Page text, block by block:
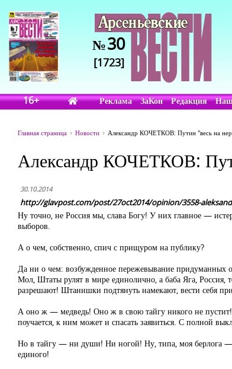
№30
[1723]
16+ Реклама ЗаКон Редакция
Главная страница Новости Александр КОЧЕТКОВ: Путин "весь на
Александр КОЧЕТКОВ:
30.10.2014
http://glavpost.com/post/27oct2014/opinion/3558-
Ну точно, не Россия мы, слава Богу! У них главное —
выборов.
А о чем, собственно, спич с прищуром на публику?
Да ни о чем: возбужденное пережевывание придуманных
Мол, Штаты рулят в мире единолично, а баба Яга, Россия,
разрешают! Штанишки подтянуть намекают, вести себя
А оно ж — медведь! Оно ж в свою тайгу никого не
поучается, к ним может и спасать заявиться. С полной
Но в тайгу — ни души! Ни ногой! Ну, типа, моя берлога —
единого!